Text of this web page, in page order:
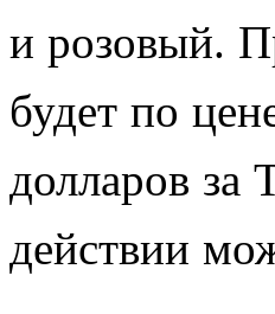
и розовый.
будет по
долларов за
действии